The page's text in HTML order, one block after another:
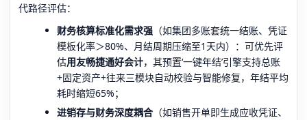
代路径评估：
财务核算标准化需求强 （如集团多账套统一结账、凭证
模板化率＞80%、月结周期压缩至1天内）：可优先评
估用友畅捷通好会计，其预置‘一键年结’引擎支持总账
+固定资产+往来三模块自动校验与智能修复，年结平均
耗时缩短65%；
进销存与财务深度耦合 （如销售开单即生成应收凭证、